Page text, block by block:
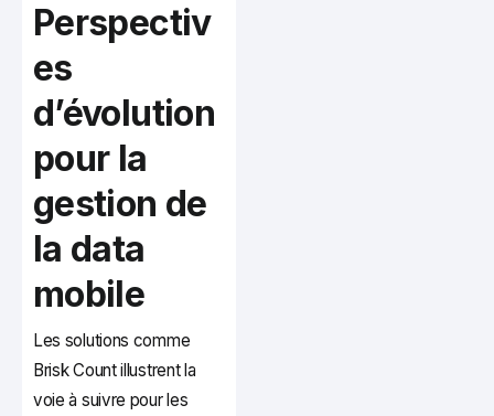
Perspectiv
es
d’évolution
pour la
gestion de
la data
mobile
Les solutions comme
Brisk Count illustrent la
voie à suivre pour les